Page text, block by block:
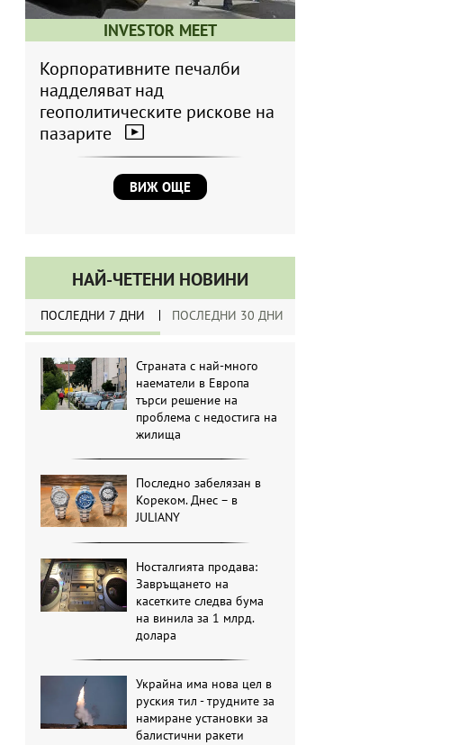
INVESTOR MEET
Корпоративните печалби
надделяват над
геополитическите рискове на
пазарите
ВИЖ ОЩЕ
НАЙ-ЧЕТЕНИ НОВИНИ
ПОСЛЕДНИ 7 ДНИ ПОСЛЕДНИ 30 ДНИ
Страната с най-много
наематели в Европа
търси решение на
проблема с недостига на
жилища
Последно забелязан в
Кореком. Днес – в
JULIANY
Носталгията продава:
Завръщането на
касетките следва бума
на винила за 1 млрд.
долара
Украйна има нова цел в
руския тил - трудните за
намиране установки за
балистични ракети